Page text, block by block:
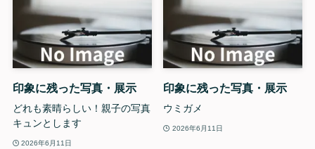
印象に残った写真・展示
どれも素晴らしい！親子の写真
キュンとします
2026年6月11日
印象に残った写真・展示
ウミガメ
2026年6月11日